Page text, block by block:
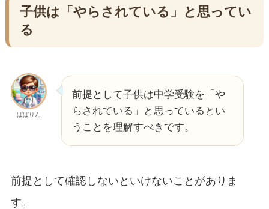
子供は「やらされている」と思ってい
る
ぱぱりん
前提として子供は中学受験を「や
らされている」と思っているとい
うことを理解すべきです。
前提として確認しないといけないことがありま
す。